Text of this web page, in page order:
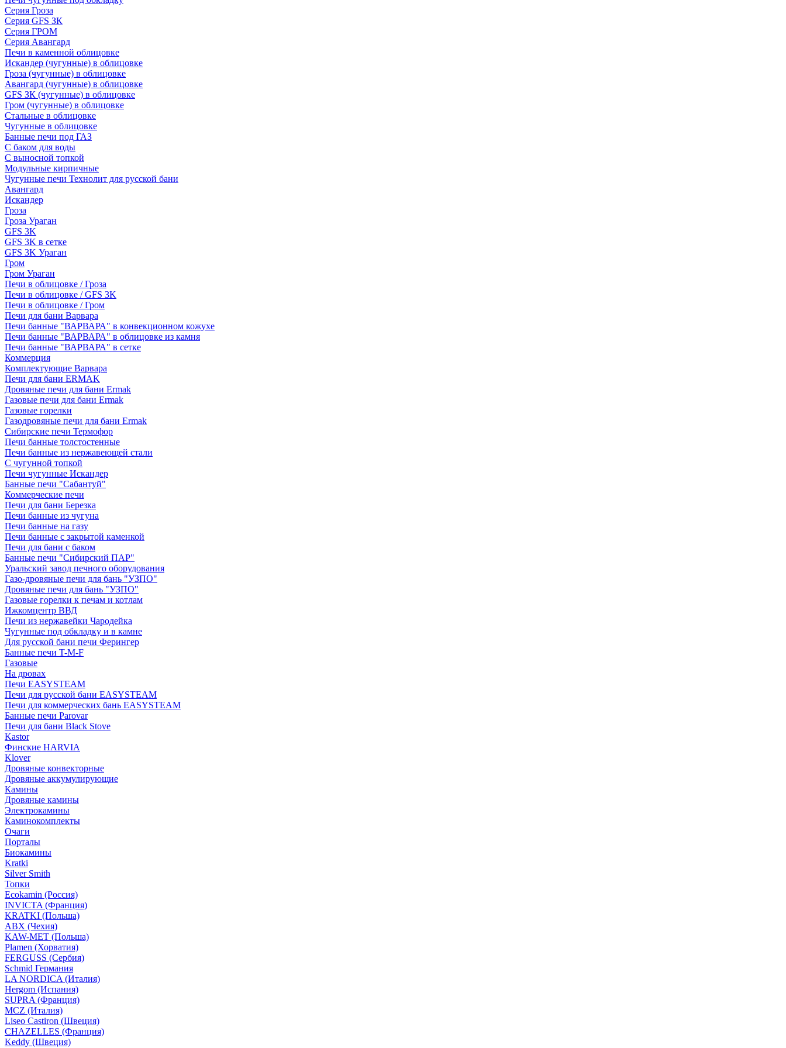
Серия Гроза
Серия GFS ЗК
Серия ГРОМ
Серия Авангард
Печи в каменной облицовке
Искандер (чугунные) в облицовке
Гроза (чугунные) в облицовке
Авангард (чугунные) в облицовке
GFS ЗК (чугунные) в облицовке
Гром (чугунные) в облицовке
Стальные в облицовке
Чугунные в облицовке
Банные печи под ГАЗ
С баком для воды
С выносной топкой
Модульные кирпичные
Чугунные печи Технолит для русской бани
Авангард
Искандер
Гроза
Гроза Ураган
GFS 3K
GFS 3K в сетке
GFS 3K Ураган
Гром
Гром Ураган
Печи в облицовке / Гроза
Печи в облицовке / GFS 3K
Печи в облицовке / Гром
Печи для бани Варвара
Печи банные "ВАРВАРА" в конвекционном кожухе
Печи банные "ВАРВАРА" в облицовке из камня
Печи банные "ВАРВАРА" в сетке
Коммерция
Комплектующие Варвара
Печи для бани ERMAK
Дровяные печи для бани Ermak
Газовые печи для бани Ermak
Газовые горелки
Газодровяные печи для бани Ermak
Сибирские печи Термофор
Печи банные толстостенные
Печи банные из нержавеющей стали
С чугунной топкой
Печи чугунные Искандер
Банные печи "Сабантуй"
Коммерческие печи
Печи для бани Березка
Печи банные из чугуна
Печи банные на газу
Печи банные с закрытой каменкой
Печи для бани с баком
Банные печи "Сибирский ПАР"
Уральский завод печного оборудования
Газо-дровяные печи для бань "УЗПО"
Дровяные печи для бань "УЗПО"
Газовые горелки к печам и котлам
Ижкомцентр ВВД
Печи из нержавейки Чародейка
Чугунные под обкладку и в камне
Для русской бани печи Ферингер
Банные печи T-M-F
Газовые
На дровах
Печи EASYSTEAM
Печи для русской бани EASYSTEAM
Печи для коммерческих бань EASYSTEAM
Банные печи Parovar
Печи для бани Black Stove
Kastor
Финские HARVIA
Klover
Дровяные конвекторные
Дровяные аккумулирующие
Камины
Дровяные камины
Электрокамины
Каминокомплекты
Очаги
Порталы
Биокамины
Kratki
Silver Smith
Топки
Ecokamin (Россия)
INVICTA (Франция)
KRATKI (Польша)
ABX (Чехия)
KAW-MET (Польша)
Plamen (Хорватия)
FERGUSS (Сербия)
Schmid Германия
LA NORDICA (Италия)
Hergom (Испания)
SUPRA (Франция)
MCZ (Италия)
Liseo Castiron (Швеция)
CHAZELLES (Франция)
Keddy (Швеция)